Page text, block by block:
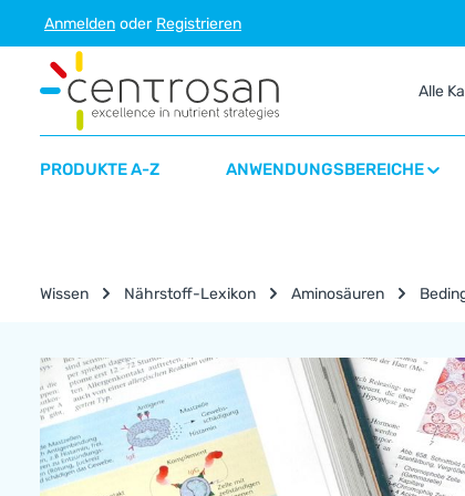
Hauptinhalt springen
Zur Suche springen
Zur Hauptnavigation springen
Anmelden oder Registrieren
Alle
PRODUKTE A-Z ANWENDUNGSBEREICHE
Wissen Nährstoff-Lexikon Aminosäuren
Nährstoff-Lexikon